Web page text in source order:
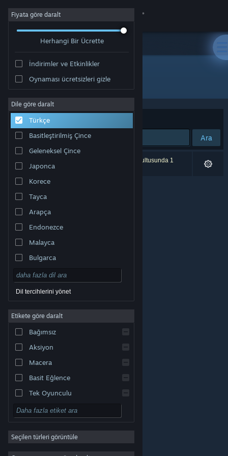
Giriş yap
Hakkında
Destek
Dili değiştir
Steam mobil uygulamasını yükle
Masaüstü internet sitesini görüntüle
© Valve Corporation. Tüm hakları saklıdır. Tüm ticari
markalar, ABD ve diğer ülkelerde ilgili sahiplerinin
mülkiyetindedir.Gizlilik Politikası|Yasal Bilgi|
Erişilebilirlik|Steam Abonelik Sözleşmesi
Çerezler
Fiyata göre daralt
Herhangi Bir Ücrette
İndirimler ve Etkinlikler
Oynaması ücretsizleri gizle
Dile göre daralt
Türkçe
Basitleştirilmiş Çince
Geleneksel Çince
Japonca
Korece
Tayca
Arapça
Endonezce
Malayca
Bulgarca
Çekçe
Danca
Almanca
İngilizce
Kastilya İspanyolcası
Latin Amerika İspanyolcası
Dil tercihlerini yönet
Etikete göre daralt
Bağımsız
Aksiyon
Macera
Basit Eğlence
Tek Oyunculu
Simülasyon
RYO
Strateji
2D
Seçilen türleri görüntüle
Geliştirici: İsmet Mert AVCI
Sırala Uygunluk
Ara
0 sonuç aramanızla eşleşiyor. Tercihleriniz doğrultusunda 1
ürün dâhil edilmedi.